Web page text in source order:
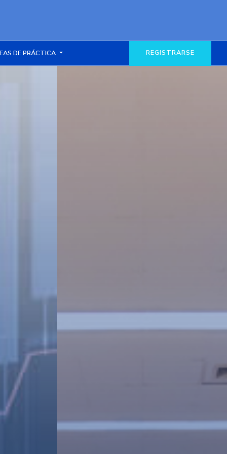
DE PRÁCTICA REGISTRARSE